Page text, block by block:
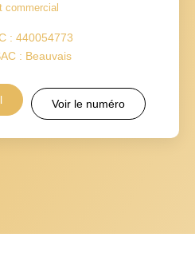
commercial
: 440054773
: Beauvais
Voir le numéro